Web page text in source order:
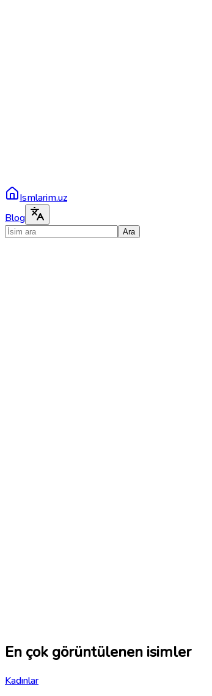
Ismlarim.uz
Blog
Ara
En çok görüntülenen isimler
Kadınlar